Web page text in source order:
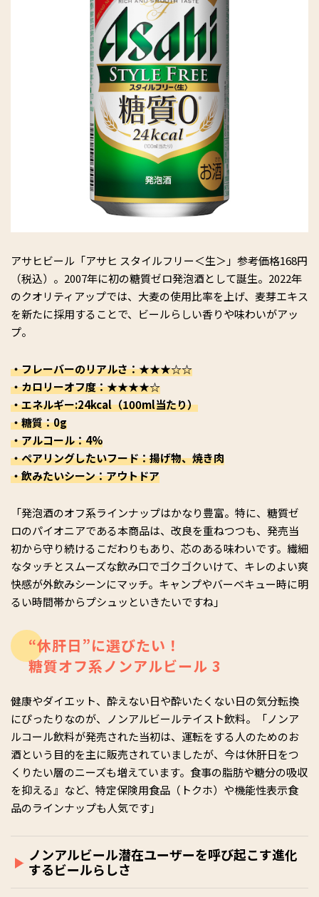
アサヒビール「アサヒ スタイルフリー＜生＞」参考価格168円
（税込）。2007年に初の糖質ゼロ発泡酒として誕生。2022年
のクオリティアップでは、大麦の使用比率を上げ、麦芽エキス
を新たに採用することで、ビールらしい香りや味わいがアッ
プ。
・フレーバーのリアルさ：★★★☆☆
・カロリーオフ度：★★★★☆
・エネルギー:24kcal（100ml当たり）
・糖質：0g
・アルコール：4%
・ペアリングしたいフード：揚げ物、焼き肉
・飲みたいシーン：アウトドア
「発泡酒のオフ系ラインナップはかなり豊富。特に、糖質ゼ
ロのパイオニアである本商品は、改良を重ねつつも、発売当
初から守り続けるこだわりもあり、芯のある味わいです。繊細
なタッチとスムーズな飲み口でゴクゴクいけて、キレのよい爽
快感が外飲みシーンにマッチ。キャンプやバーベキュー時に明
るい時間帯からプシュッといきたいですね」
“休肝日”に選びたい！
糖質オフ系ノンアルビール 3
健康やダイエット、酔えない日や酔いたくない日の気分転換
にぴったりなのが、ノンアルビールテイスト飲料。「ノンア
ルコール飲料が発売された当初は、運転をする人のためのお
酒という目的を主に販売されていましたが、今は休肝日をつ
くりたい層のニーズも増えています。食事の脂肪や糖分の吸収
を抑える』など、特定保険用食品（トクホ）や機能性表示食
品のラインナップも人気です」
ノンアルビール潜在ユーザーを呼び起こす進化
するビールらしさ